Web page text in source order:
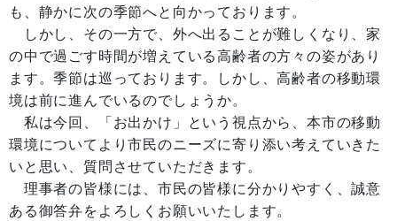
も、静かに次の季節へと向かっております。
しかし、その一方で、外へ出ることが難しくなり、家
の中で過ごす時間が増えている高齢者の方々の姿があり
ます。季節は巡っております。しかし、高齢者の移動環
境は前に進んでいるのでしょうか。
私は今回、「お出かけ」という視点から、本市の移動
環境についてより市民のニーズに寄り添い考えていきた
いと思い、質問させていただきます。
理事者の皆様には、市民の皆様に分かりやすく、誠意
ある御答弁をよろしくお願いいたします。